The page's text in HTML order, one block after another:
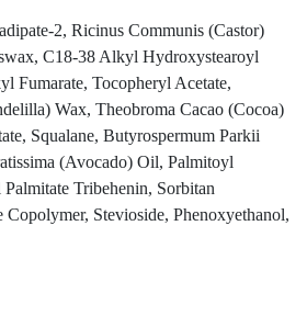
2, Ricinus Communis (Castor)
C18-38 Alkyl Hydroxystearoyl
Fumarate, Tocopheryl Acetate,
Wax, Theobroma Cacao (Cocoa)
Squalane, Butyrospermum Parkii
(Avocado) Oil, Palmitoyl
Tribehenin, Sorbitan
Copolymer, Stevioside, Phenoxyethanol,